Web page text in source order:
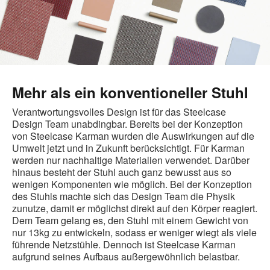
Mehr als ein konventioneller Stuhl
Verantwortungsvolles Design ist für das Steelcase
Design Team unabdingbar. Bereits bei der Konzeption
von Steelcase Karman wurden die Auswirkungen auf die
Umwelt jetzt und in Zukunft berücksichtigt. Für Karman
werden nur nachhaltige Materialien verwendet. Darüber
hinaus besteht der Stuhl auch ganz bewusst aus so
wenigen Komponenten wie möglich. Bei der Konzeption
des Stuhls machte sich das Design Team die Physik
zunutze, damit er möglichst direkt auf den Körper reagiert.
Dem Team gelang es, den Stuhl mit einem Gewicht von
nur 13kg zu entwickeln, sodass er weniger wiegt als viele
führende Netzstühle. Dennoch ist Steelcase Karman
aufgrund seines Aufbaus außergewöhnlich belastbar.